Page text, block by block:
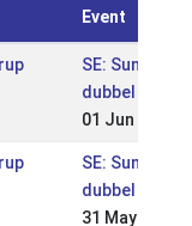
Event
SE:
dubbel WR 2
01 Jun 2025
SE:
dubbel WR 1
31 May 2025